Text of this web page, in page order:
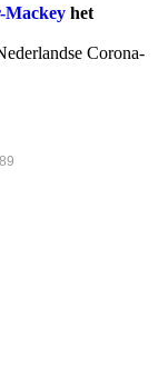
Mackey het
Corona-